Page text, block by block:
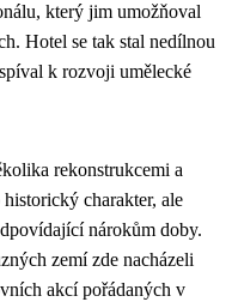
který jim umožňoval
Hotel se tak stal nedílnou
k rozvoji umělecké
rekonstrukcemi a
charakter, ale
nárokům doby.
zemí zde nacházeli
akcí pořádaných v